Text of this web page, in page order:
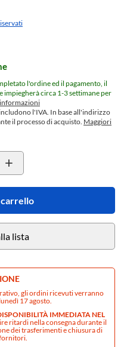
l'ordine ed il pagamento, il
circa 1-3 settimane per
l'IVA. In base all'indirizzo
il processo di acquisto. Maggiori
+
carrello
lista
gli ordini ricevuti verranno
17 agosto.
IMMEDIATA NEL
ritardi nella consegna durante il
dei trasferimenti e chiusura di